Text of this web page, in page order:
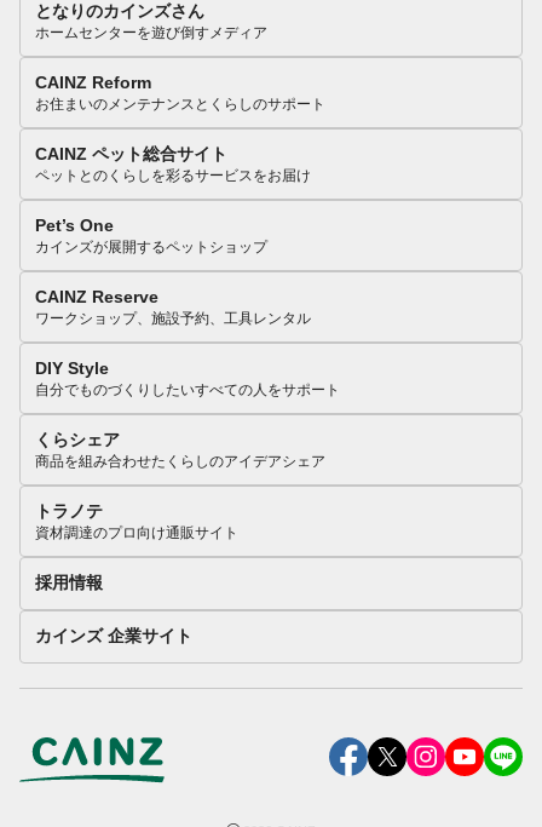
となりのカインズさん
ホームセンターを遊び倒すメディア
CAINZ Reform
お住まいのメンテナンスとくらしのサポート
CAINZ ペット総合サイト
ペットとのくらしを彩るサービスをお届け
Pet’s One
カインズが展開するペットショップ
CAINZ Reserve
ワークショップ、施設予約、工具レンタル
DIY Style
自分でものづくりしたいすべての人をサポート
くらシェア
商品を組み合わせたくらしのアイデアシェア
トラノテ
資材調達のプロ向け通販サイト
採用情報
カインズ 企業サイト